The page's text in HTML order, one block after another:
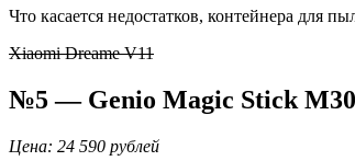
Что касается недостатков, контейнера для
Xiaomi Dreame V11
№5 — Genio Magic Stick M30
Цена: 24 590 рублей